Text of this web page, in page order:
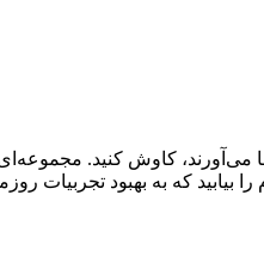
کاوش کنید.
که به بهبود تجربیات